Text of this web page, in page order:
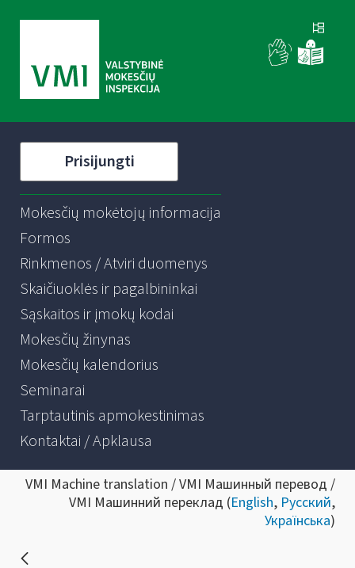
Prisijungti
Mokesčių mokėtojų informacija
Formos
Rinkmenos / Atviri duomenys
Skaičiuoklės ir pagalbininkai
Sąskaitos ir įmokų kodai
Mokesčių žinynas
Mokesčių kalendorius
Seminarai
Tarptautinis apmokestinimas
Kontaktai / Apklausa
VMI Machine translation / VMI Машинный перевод /
VMI Машинний переклад (English, Русский,
Українська)